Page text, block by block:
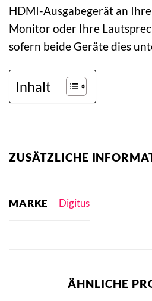
HDMI-Ausgabegerät an
Monitor oder Ihre
sofern beide Geräte dies
Inhalt
ZUSÄTZLICHE
MARKE Digitus
ÄHNLICHE